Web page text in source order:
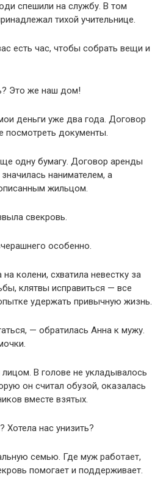
спешили на службу. В том
тихой учительнице.
есть час, чтобы собрать вещи и
Это же наш дом!
деньги уже два года. Договор
документы.
одну бумагу. Договор аренды
нанимателем, а
жильцом.
свекровь.
особенно.
колени, схватила невестку за
клятвы исправиться — все
удержать привычную жизнь.
— обратилась Анна к мужу.
В голове не укладывалось
он считал обузой, оказалась
вместе взятых.
нас унизить?
семью. Где муж работает,
помогает и поддерживает.